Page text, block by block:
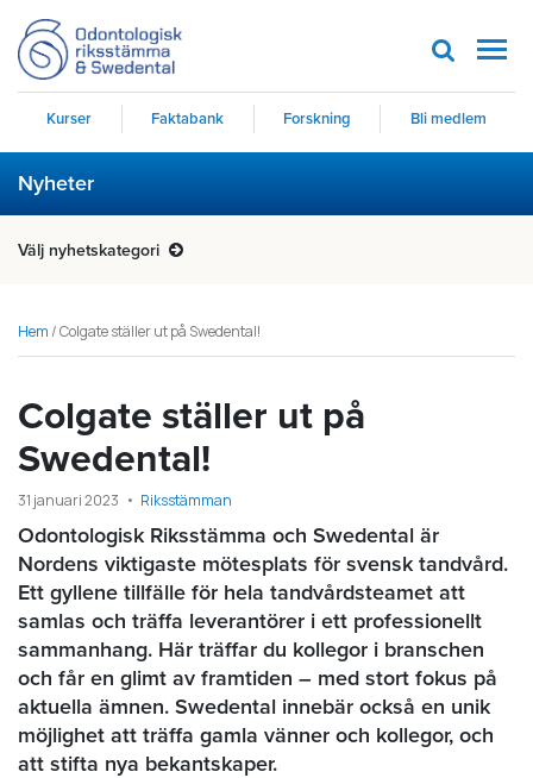
Kurser Faktabank Forskning Bli medlem
Nyheter
Välj nyhetskategori
Hem /Colgate ställer ut på Swedental!
Colgate ställer ut på
Swedental!
31 januari 2023 Riksstämman
Odontologisk Riksstämma och Swedental är
Nordens viktigaste mötesplats för svensk tandvård.
Ett gyllene tillfälle för hela tandvårdsteamet att
samlas och träffa leverantörer i ett professionellt
sammanhang. Här träffar du kollegor i branschen
och får en glimt av framtiden – med stort fokus på
aktuella ämnen. Swedental innebär också en unik
möjlighet att träffa gamla vänner och kollegor, och
att stifta nya bekantskaper.